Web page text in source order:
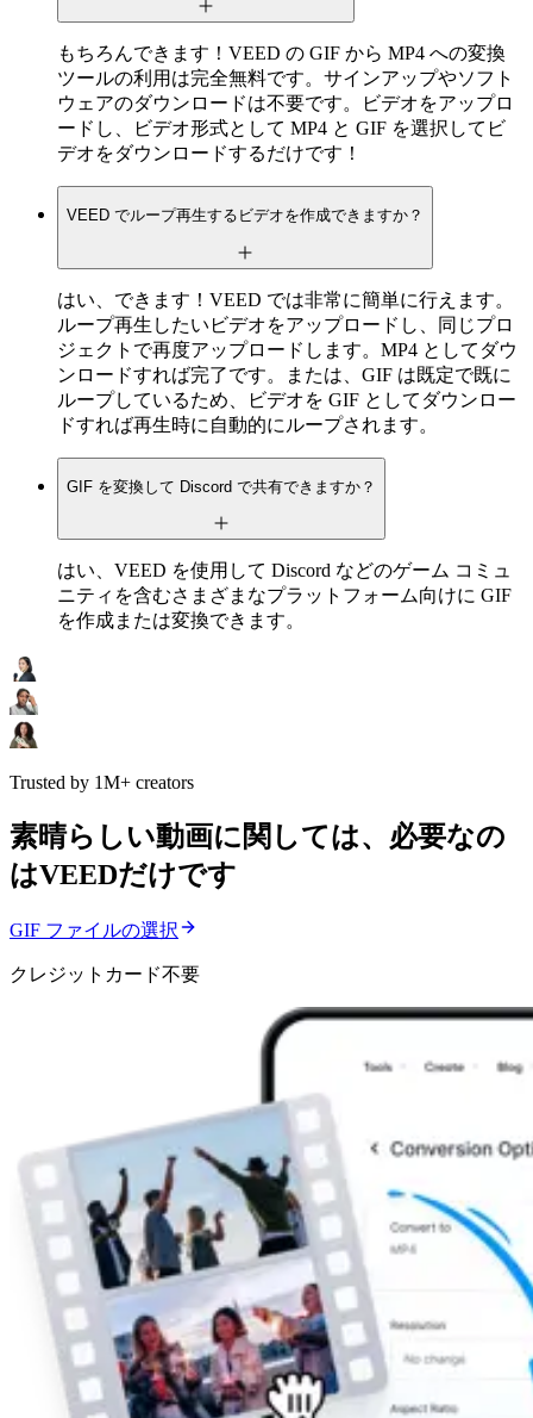
もちろんできます！VEED の GIF から MP4 への変換
ツールの利用は完全無料です。サインアップやソフト
ウェアのダウンロードは不要です。ビデオをアップロ
ードし、ビデオ形式として MP4 と GIF を選択してビ
デオをダウンロードするだけです！
VEED でループ再生するビデオを作成できますか？
はい、できます！VEED では非常に簡単に行えます。
ループ再生したいビデオをアップロードし、同じプロ
ジェクトで再度アップロードします。MP4 としてダウ
ンロードすれば完了です。または、GIF は既定で既に
ループしているため、ビデオを GIF としてダウンロー
ドすれば再生時に自動的にループされます。
GIF を変換して Discord で共有できますか？
はい、VEED を使用して Discord などのゲーム コミュ
ニティを含むさまざまなプラットフォーム向けに GIF
を作成または変換できます。
Trusted by 1M+ creators
素晴らしい動画に関しては、必要なの
はVEEDだけです
GIF ファイルの選択
クレジットカード不要